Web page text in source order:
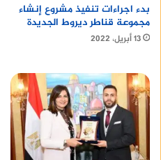
بدء اجراءات تنفيذ مشروع إنشاء
مجموعة قناطر ديروط الجديدة
13 أبريل، 2022